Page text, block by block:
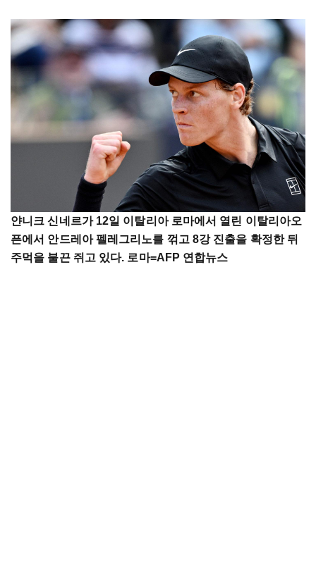
얀니크 신네르가 12일 이탈리아 로마에서 열린 이탈리아오
픈에서 안드레아 펠레그리노를 꺾고 8강 진출을 확정한 뒤
주먹을 불끈 쥐고 있다. 로마=AFP 연합뉴스